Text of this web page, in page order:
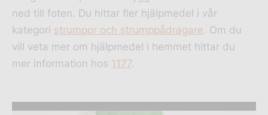
ned till foten. Du hittar fler hjälpmedel i vår
kategori strumpor och strumppådragare. Om du
vill veta mer om hjälpmedel i hemmet hittar du
mer information hos 1177.